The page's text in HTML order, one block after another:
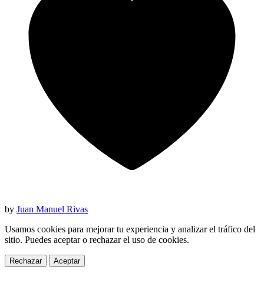
by Juan Manuel Rivas
Usamos cookies para mejorar tu experiencia y analizar el tráfico del
sitio. Puedes aceptar o rechazar el uso de cookies.
Rechazar Aceptar